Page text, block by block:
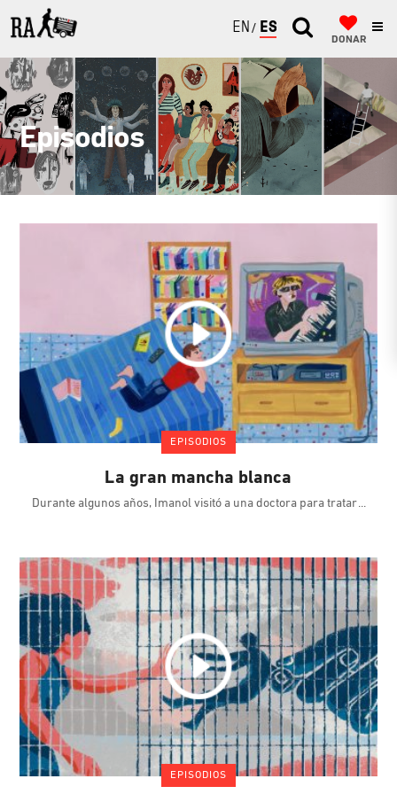
ENGLISH
ESPAÑOL
DONAR
Episodios
EPISODIOS
La gran mancha blanca
Durante algunos años, Imanol visitó a una doctora para tratar
EPISODIOS